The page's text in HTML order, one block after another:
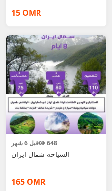
15 OMR
قبل 6 شهر 648
السياحه شمال ايران
165 OMR